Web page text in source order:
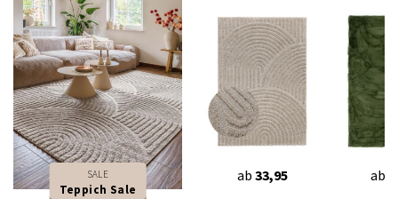
SALE
Teppich Sale
ab 33,95 ab